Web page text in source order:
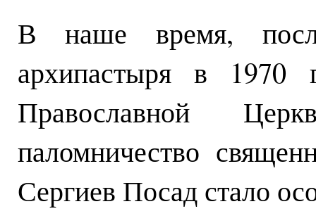
В наше время,
архипастыря в 1970
Православной
паломничество
Сергиев Посад стало